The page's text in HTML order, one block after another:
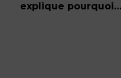
explique pourquoi…